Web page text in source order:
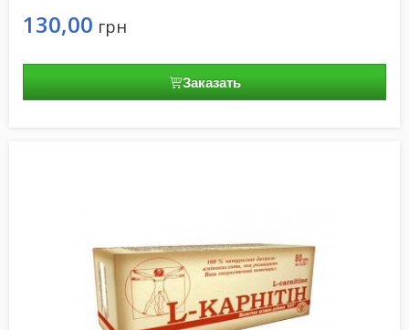
130,00 грн
Заказать